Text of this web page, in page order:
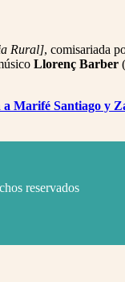
Rural], comisariada
Llorenç Barber
a Marifé Santiago y
reservados